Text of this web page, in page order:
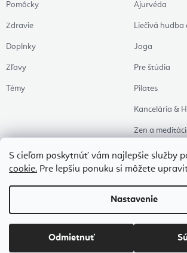
S cieľom poskytnúť vám najlepšie služby
cookie. Pre lepšiu ponuku si môžete
Nastavenie
Odmietnuť
Pomôcky
Zdravie
Doplnky
Zľavy
Témy
Ajurvéda
Liečivá
Joga
Pre štúdia
Pilates
Kancelária &
Zen a
Aromaterapia
Zdravý
Naše obľúbené
Vytvoril Shoptet Premium
Copyright 2026Flexity. Všetky práva vyhradené.